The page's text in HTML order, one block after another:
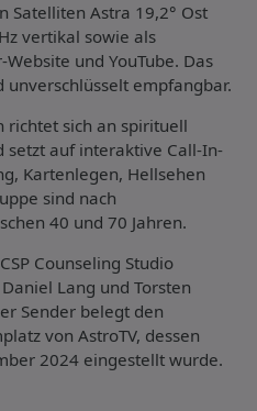
Satelliten Astra 19,2° Ost
vertikal sowie als
und YouTube. Das
empfangbar.
richtet sich an spirituell
setzt auf interaktive Call-In-
Kartenlegen, Hellsehen
sind nach
40 und 70 Jahren.
Counseling Studio
Lang und Torsten
Sender belegt den
von AstroTV, dessen
2024 eingestellt wurde.